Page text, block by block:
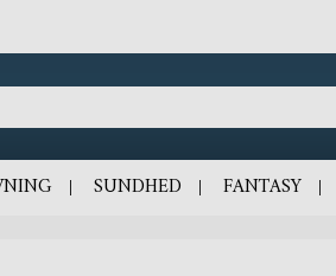
SUNDHED FANTASY